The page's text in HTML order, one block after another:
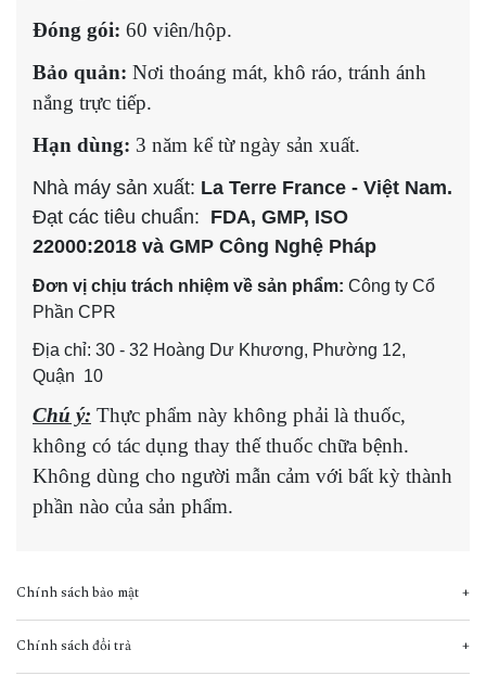
Đóng gói: 60 viên/hộp.
Bảo quản: Nơi thoáng mát, khô ráo, tránh ánh
nắng trực tiếp.
Hạn dùng: 3 năm kể từ ngày sản xuất.
Nhà máy sản xuất: La Terre France - Việt Nam.
Đạt các tiêu chuẩn: FDA, GMP, ISO
22000:2018 và GMP Công Nghệ Pháp
Đơn vị chịu trách nhiệm về sản phẩm: Công ty Cổ
Phần CPR
Địa chỉ: 30 - 32 Hoàng Dư Khương, Phường 12,
Quận 10
Chú ý: Thực phẩm này không phải là thuốc,
không có tác dụng thay thế thuốc chữa bệnh.
Không dùng cho người mẫn cảm với bất kỳ thành
phần nào của sản phẩm.
Chính sách bảo mật
Chính sách đổi trả